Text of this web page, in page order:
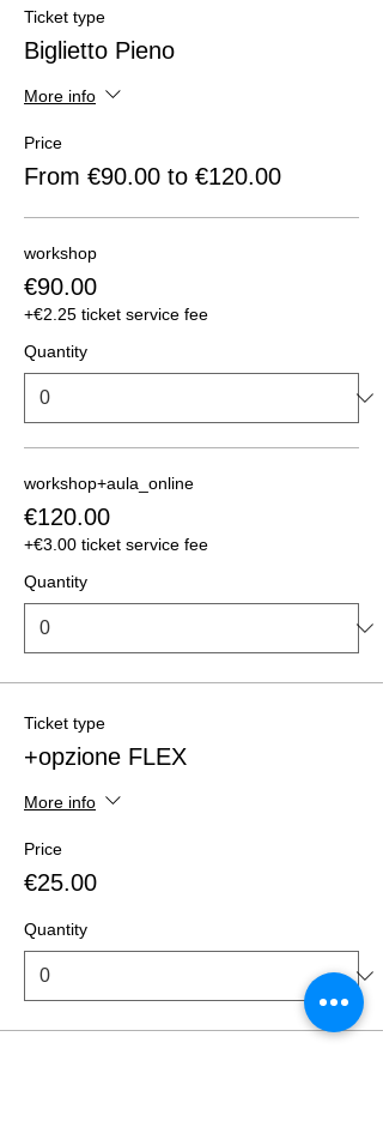
Ticket type
Biglietto Pieno
More info
Price
From €90.00 to €120.00
workshop
€90.00
+€2.25 ticket service fee
Quantity
workshop+aula_online
€120.00
+€3.00 ticket service fee
Quantity
Ticket type
+opzione FLEX
More info
Price
€25.00
Quantity